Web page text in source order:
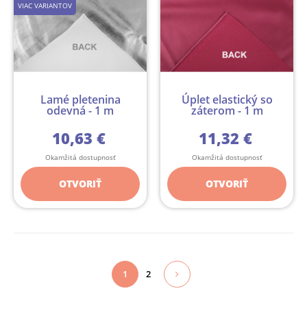
VIAC VARIANTOV
Lamé pletenina
odevná - 1 m
10,63 €
Okamžitá dostupnosť
OTVORIŤ
Úplet elastický so
záterom - 1 m
11,32 €
Okamžitá dostupnosť
OTVORIŤ
1 2